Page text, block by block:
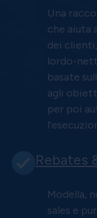
Una
che aiuta
dei
lordo-
basate
agli
per poi
Rebates
Modella,
sales e